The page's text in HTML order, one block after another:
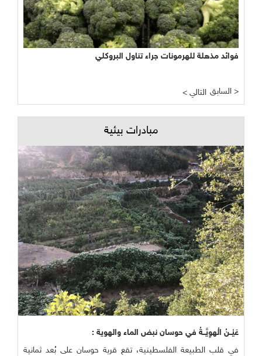
فوائد مذهلة للهرمونات جراء تناول البروكلي
< التالي السابق >
مبادرات بيئية
عَيْــنُ الْهوِيَّــةُ في حوسان نبض الماء والهوية :
في قلب الطبيعة الفلسطينية، تقع قرية حوسان على بُعد ثمانية